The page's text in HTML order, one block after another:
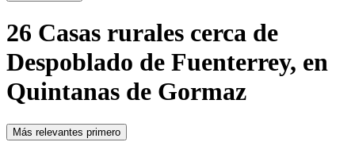
26 Casas rurales cerca de
Despoblado de Fuenterrey, en
Quintanas de Gormaz
Más relevantes primero